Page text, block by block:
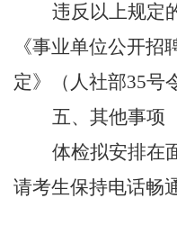
违反以上规定
《事业单位公开
定》（人社部35号
五、其他事项
体检拟安排在
请考生保持电话畅